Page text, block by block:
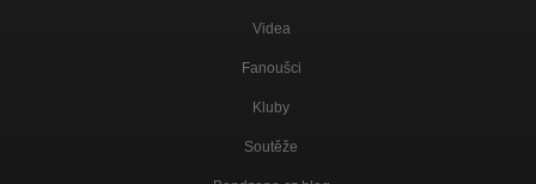
Videa
Fanoušci
Kluby
Soutěže